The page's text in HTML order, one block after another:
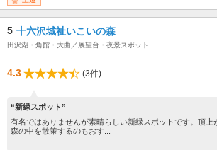
5 十六沢城祉いこいの森
田沢湖・角館・大曲／展望台・夜景スポット
4.3 (3件)
“新緑スポット”
有名ではありませんが素晴らしい新緑スポットです。頂上
森の中を散策するのもおす...